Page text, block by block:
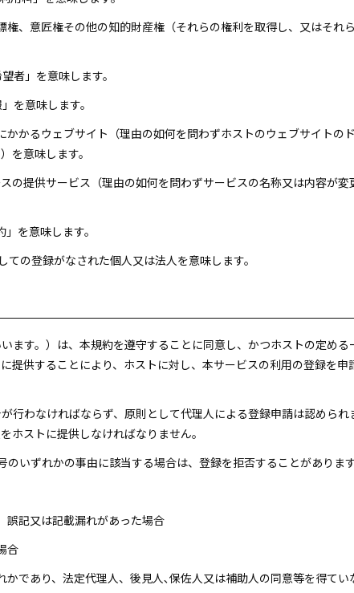
、意匠権その他の知的財産権（それらの権利を取得し、又はそれ
者」を意味します。
を意味します。
かるウェブサイト（理由の如何を問わずホストのウェブサイトの
を意味します。
の提供サービス（理由の如何を問わずサービスの名称又は内容が変
を意味します。
の登録がなされた個人又は法人を意味します。
ます。）は、本規約を遵守することに同意し、かつホストの定める
提供することにより、ホストに対し、本サービスの利用の登録を申
行わなければならず、原則として代理人による登録申請は認めら
ホストに提供しなければなりません。
いずれかの事由に該当する場合は、登録を拒否することがあります
誤記又は記載漏れがあった場合
合
であり、法定代理人、後見人､保佐人又は補助人の同意等を得てい